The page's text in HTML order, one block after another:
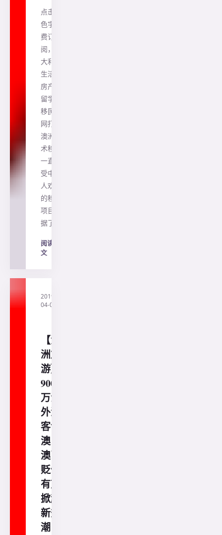
点击蓝
色字免
费订
阅，澳
大利亚
生活、
房产、
留学、
移民一
网打尽
澳洲技
术移民
一直是
受中国
人欢迎
的移民
项目，
据了…
阅读全
文
2019-
04-04
【澳
洲旅
游】
900
万海
外游
客访
澳，
澳币
贬值
有望
掀起
新热
潮